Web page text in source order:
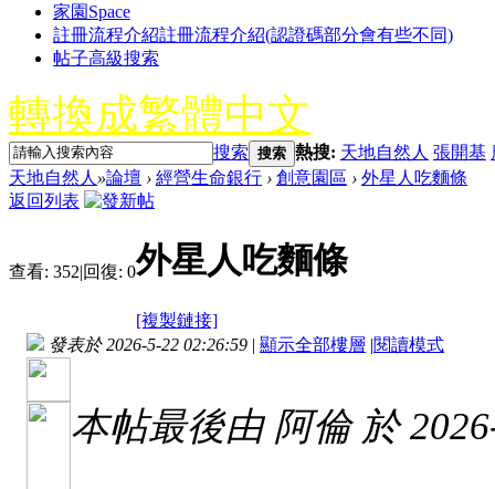
家園 Space
註冊流程介紹註冊流程介紹(認證碼部分會有些不同)
帖子高級搜索
轉換成繁體中文
搜索 搜索 熱搜: 天地自然人 張開基
天地自然人 »論壇 › 經營生命銀行 › 創意園區 › 外星人吃麵條
返回列表
查看: 352|回復: 0外星人吃麵條
[複製鏈接]
發表於 2026-5-22 02:26:59 | 顯示全部樓層 |閱讀模式
本帖最後由 阿倫 於